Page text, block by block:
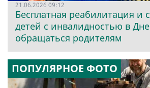
21.06.2026 09:12
Бесплатная реабилитация и
детей с инвалидностью в
обращаться родителям
ПОПУЛЯРНОЕ ФОТО